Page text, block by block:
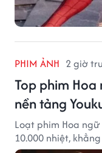
PHIM ẢNH 2 giờ
Top phim
nền tảng
Loạt phim Hoa
10.000 nhiệt,